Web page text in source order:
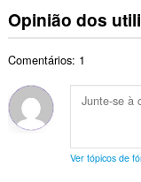
m
Opinião dos
Comentários: 1
Ver tópicos de